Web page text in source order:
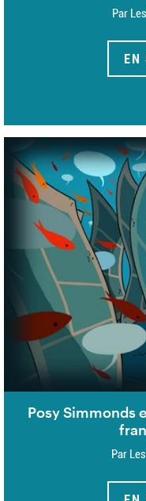
Par
EN
Posy Simmonds
Par